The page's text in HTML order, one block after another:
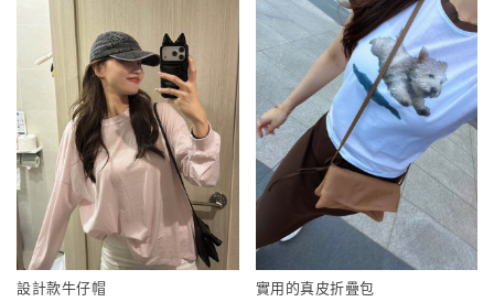
設計款牛仔帽
實用的真皮折疊包